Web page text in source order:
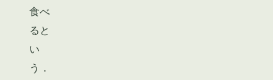
食べ
ると
い
う．